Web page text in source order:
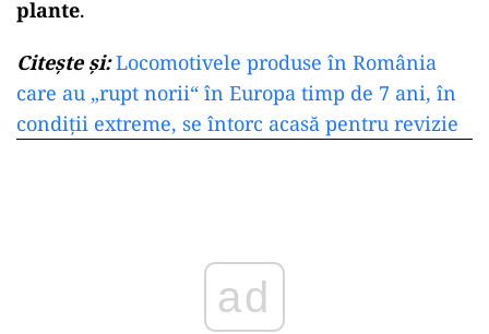
plante.
Citește și:Locomotivele produse în România
care au „rupt norii“ în Europa timp de 7 ani, în
condiții extreme, se întorc acasă pentru revizie
ad